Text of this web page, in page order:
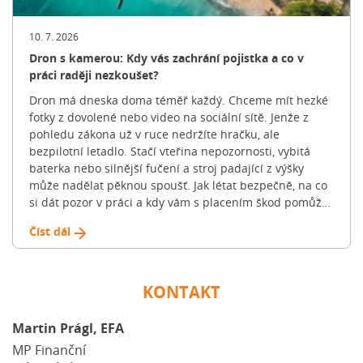
parametry: 💡 Tip: Hledání konkrétního bydlení může
trvat týdny i měsíce. Nespěchejte a projděte si více
nabídek na trhu, abyste získali reálný přehled o cenách
v dané lokalitě. 3. Nezávazné ověření výše hypotéky:
Kolik si můžete dovolit? Banky standardně neposkytují
100% hypotéky. Běžně financují do 70-80 % hodnoty
nemovitosti (u žadatelů do 36 let často až do 90 %).
Zbývající část musíte dofinancovat z vlastních úspor, […]
Článek Jak na novou hypotéku: Celý proces krok za
krokem se nejdříve objevil na Blog FinGO.cz.
10. 7. 2026
Dron s kamerou: Kdy vás zachrání pojistka a co v
práci raději nezkoušet?
Dron má dneska doma téměř každý. Chceme mít hezké
fotky z dovolené nebo video na sociální sítě. Jenže z
pohledu zákona už v ruce nedržíte hračku, ale
bezpilotní letadlo. Stačí vteřina nepozornosti, vybitá
baterka nebo silnější fučení a stroj padající z výšky
může nadělat pěknou spoušť. Jak létat bezpečně, na co
si dát pozor v práci a kdy vám s placením škod pomůže
pravidla, která v roce 2026 platí v ČR i v unii. Jaké škody
dron nejčastěji způsobí? Když se dron vymkne kontrole,
Pojišťovny nejčastěji řeší tyto tři situace: 🟠 Příklad z
Pád na kapotu zánovního SUV pak majitele vyjde klidně
na sto tisíc korun. Velké srovnání pojišťoven: Kdo dron
kryje a kdo ne? U dronu můžete pojistit dvě věci: stroj
Číst dál
KONTAKT
Martin Prágl, EFA
MP Finanční